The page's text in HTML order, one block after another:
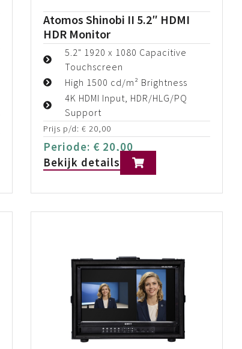
Atomos Shinobi II 5.2″ HDMI
HDR Monitor
5.2" 1920 x 1080 Capacitive
Touchscreen
High 1500 cd/m² Brightness
4K HDMI Input, HDR/HLG/PQ
Support
Prijs p/d: € 20,00
Periode: € 20,00
Bekijk details